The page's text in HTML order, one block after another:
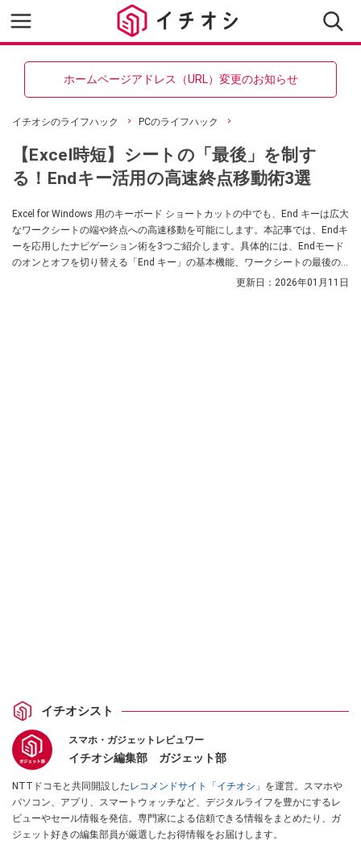
ホームページアドレス（URL）変更のお知らせ
イチオシのライフハック PCのライフハック
【Excel時短】シートの「最後」を制す
る！Endキー活用の高速終点移動術3選
Excel for Windows 用のキーボード ショートカットの中でも、End キーは広大
なワークシートの端や終点への高速移動を可能にします。本記事では、Endキ
ーを応用したナビゲーション術を3つご紹介します。具体的には、Endモード
のオンとオフを切り替える「End キー」の基本機能、ワークシートの最後の
セルへ移動する「Ctrl + End キー」、そして数式バーでテキストの末尾にカー
更新日： 2026年01月11日
イチオシスト
スマホ・ガジェットレビュワー
イチオシ編集部 ガジェット部
NTTドコモと共同開設したレコメンドサイト「イチオシ」 を運営。スマホや
パソコン、アプリ、スマートウォッチなど、デジタルライフを豊かにするレ
ビューやセール情報を発信。専門家による信頼できる情報をまとめたり、ガ
ジェット好きの編集部員が厳選したお得情報をお届けします。